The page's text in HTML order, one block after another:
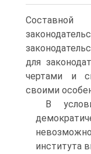
для
чертами и
своими
В
института